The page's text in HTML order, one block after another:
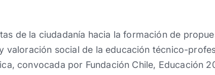
de la ciudadanía hacia la formación de
valoración social de la educación técnico-
convocada por Fundación Chile, Educación